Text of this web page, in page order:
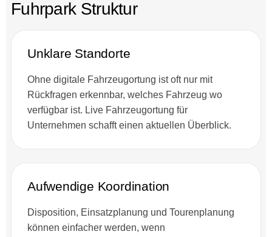
Fuhrpark Struktur
Unklare Standorte
Ohne digitale Fahrzeugortung ist oft nur mit
Rückfragen erkennbar, welches Fahrzeug wo
verfügbar ist. Live Fahrzeugortung für
Unternehmen schafft einen aktuellen Überblick.
Aufwendige Koordination
Disposition, Einsatzplanung und Tourenplanung
können einfacher werden, wenn